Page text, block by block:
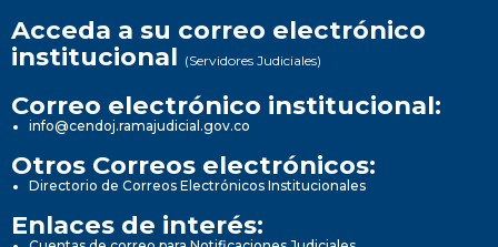
Acceda a su correo electrónico
institucional (Servidores Judiciales)
Correo electrónico institucional:
info@cendoj.ramajudicial.gov.co
Otros Correos electrónicos:
Directorio de Correos Electrónicos Institucionales
Enlaces de interés: